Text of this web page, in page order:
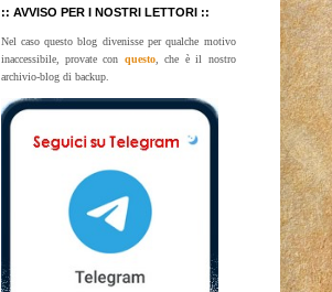
:: AVVISO PER I NOSTRI LETTORI ::
Nel caso questo blog divenisse per qualche motivo
inaccessibile, provate con questo, che è il nostro
archivio-blog di backup.